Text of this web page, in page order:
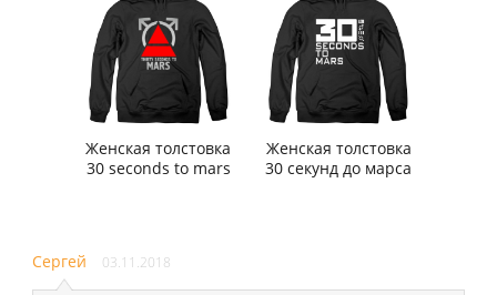
Женская толстовка
30 seconds to mars
Женская толстовка
30 секунд до марса
Сергей 03.11.2018